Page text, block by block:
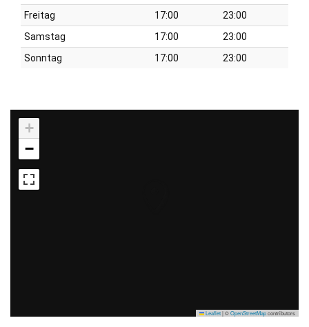
Freitag
17:00
23:00
Samstag
17:00
23:00
Sonntag
17:00 23:00
+
−
Leaflet|©OpenStreetMapcontributors